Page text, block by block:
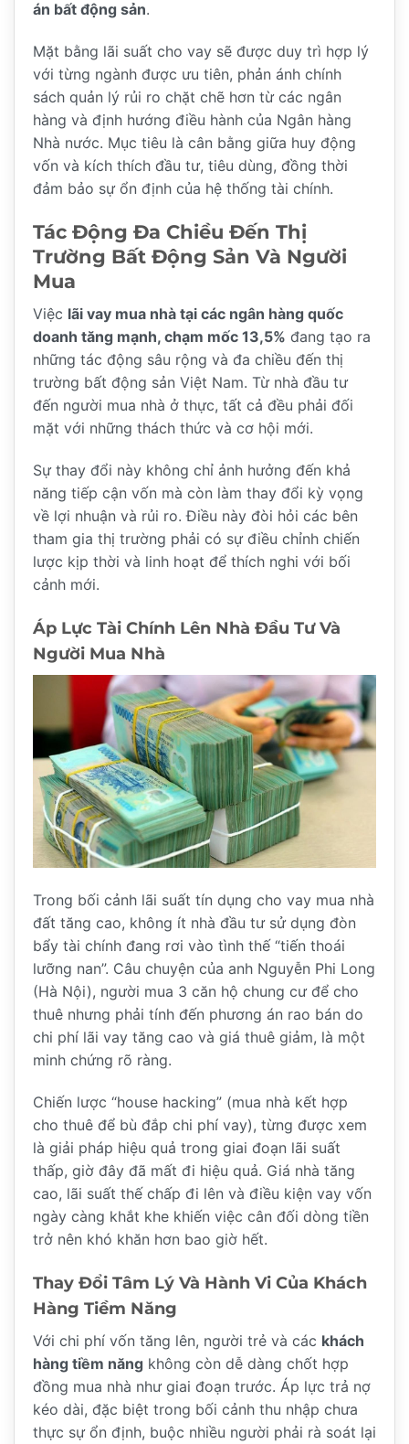
án bất động sản.
Mặt bằng lãi suất cho vay sẽ được duy trì hợp lý
với từng ngành được ưu tiên, phản ánh chính
sách quản lý rủi ro chặt chẽ hơn từ các ngân
hàng và định hướng điều hành của Ngân hàng
Nhà nước. Mục tiêu là cân bằng giữa huy động
vốn và kích thích đầu tư, tiêu dùng, đồng thời
đảm bảo sự ổn định của hệ thống tài chính.
Tác Động Đa Chiều Đến Thị
Trường Bất Động Sản Và Người
Mua
Việc lãi vay mua nhà tại các ngân hàng quốc
doanh tăng mạnh, chạm mốc 13,5% đang tạo ra
những tác động sâu rộng và đa chiều đến thị
trường bất động sản Việt Nam. Từ nhà đầu tư
đến người mua nhà ở thực, tất cả đều phải đối
mặt với những thách thức và cơ hội mới.
Sự thay đổi này không chỉ ảnh hưởng đến khả
năng tiếp cận vốn mà còn làm thay đổi kỳ vọng
về lợi nhuận và rủi ro. Điều này đòi hỏi các bên
tham gia thị trường phải có sự điều chỉnh chiến
lược kịp thời và linh hoạt để thích nghi với bối
cảnh mới.
Áp Lực Tài Chính Lên Nhà Đầu Tư Và
Người Mua Nhà
Trong bối cảnh lãi suất tín dụng cho vay mua nhà
đất tăng cao, không ít nhà đầu tư sử dụng đòn
bẩy tài chính đang rơi vào tình thế “tiến thoái
lưỡng nan”. Câu chuyện của anh Nguyễn Phi Long
(Hà Nội), người mua 3 căn hộ chung cư để cho
thuê nhưng phải tính đến phương án rao bán do
chi phí lãi vay tăng cao và giá thuê giảm, là một
minh chứng rõ ràng.
Chiến lược “house hacking” (mua nhà kết hợp
cho thuê để bù đắp chi phí vay), từng được xem
là giải pháp hiệu quả trong giai đoạn lãi suất
thấp, giờ đây đã mất đi hiệu quả. Giá nhà tăng
cao, lãi suất thế chấp đi lên và điều kiện vay vốn
ngày càng khắt khe khiến việc cân đối dòng tiền
trở nên khó khăn hơn bao giờ hết.
Thay Đổi Tâm Lý Và Hành Vi Của Khách
Hàng Tiềm Năng
Với chi phí vốn tăng lên, người trẻ và các khách
hàng tiềm năng không còn dễ dàng chốt hợp
đồng mua nhà như giai đoạn trước. Áp lực trả nợ
kéo dài, đặc biệt trong bối cảnh thu nhập chưa
thực sự ổn định, buộc nhiều người phải rà soát lại